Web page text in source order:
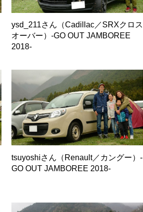
ysd_211さん（Cadillac／SRXクロス
オーバー）-GO OUT JAMBOREE
2018-
tsuyoshiさん（Renault／カングー）-
GO OUT JAMBOREE 2018-